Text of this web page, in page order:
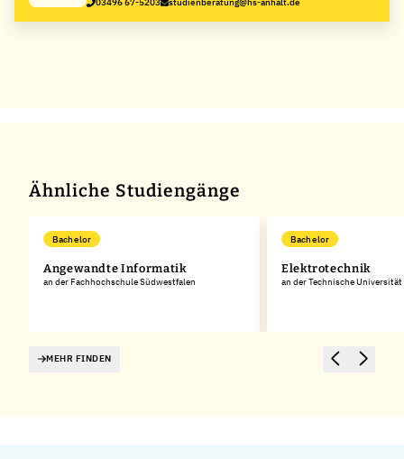
03496 67-5203 studienberatung@hs-anhalt.de
Ähnliche Studiengänge
Bachelor
Angewandte Informatik
an der Fachhochschule Südwestfalen
Bachelor
Elektrotechnik
an der Technische
MEHR FINDEN